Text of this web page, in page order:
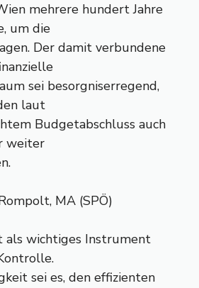
mehrere hundert Jahre
um die
Der damit verbundene
sei besorgniserregend,
laut
Budgetabschluss auch
weiter
MA (SPÖ)
als wichtiges Instrument
sei es, den effizienten